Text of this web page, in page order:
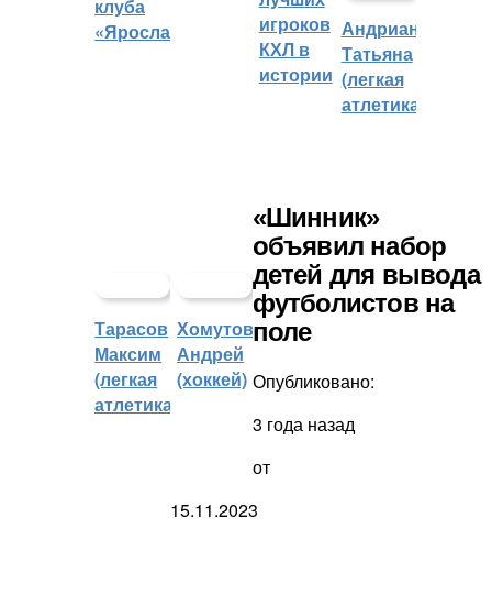
клуба
«Ярославич»
игроков
КХЛ в
истории
Андрианова
Татьяна
(легкая
атлетика)
Тарасов
Максим
(легкая
атлетика)
Хомутов
Андрей
(хоккей)
«Шинник»
объявил набор
детей для вывода
футболистов на
поле
Опубликовано:
3 года назад
от
15.11.2023